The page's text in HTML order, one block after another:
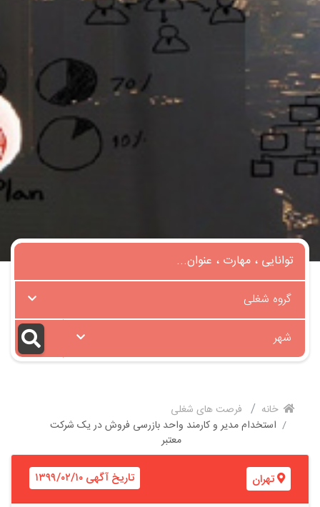
گروه شغلی
شهر
خانه
فرصت های شغلی
استخدام مدیر و کارمند واحد بازرسی فروش در یک شرکت
معتبر
تهران تاریخ آگهی ۱۳۹۹/۰۲/۱۰